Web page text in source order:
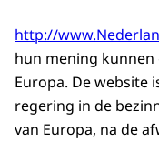
http://
hun mening
Europa. De website
regering in de
van Europa, na de